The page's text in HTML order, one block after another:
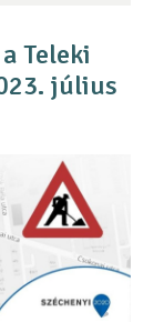
Teleki
július